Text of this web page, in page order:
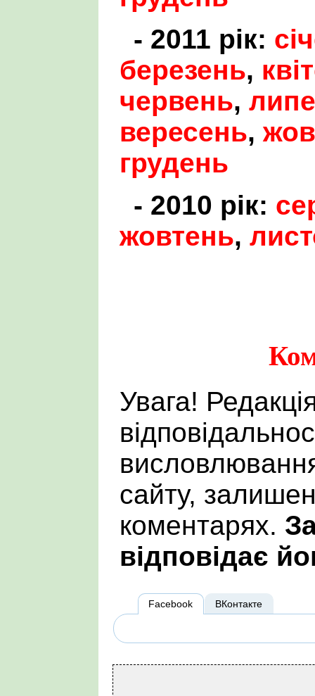
- 2011 рік:
березень,
червень,
вересень,
грудень
- 2010 рік:
жовтень,
Увага!
сайту,
коментарях.
відповідає
Facebook ВКонтакте